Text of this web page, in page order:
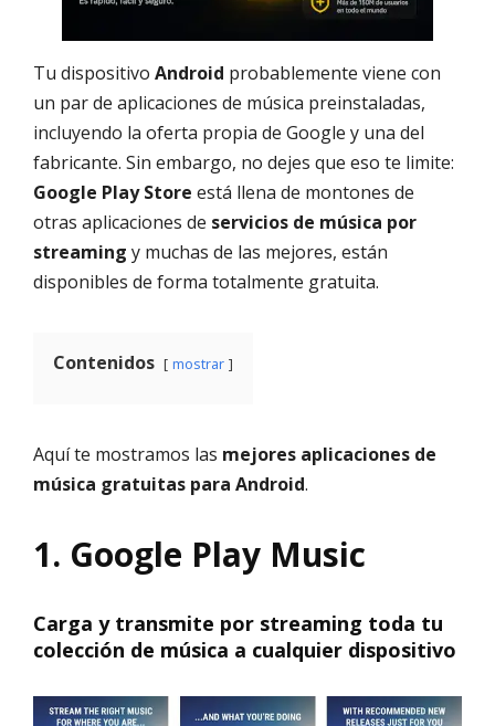
Tu dispositivo Android probablemente viene con
un par de aplicaciones de música preinstaladas,
incluyendo la oferta propia de Google y una del
fabricante. Sin embargo, no dejes que eso te limite:
Google Play Store está llena de montones de
otras aplicaciones de servicios de música por
streaming y muchas de las mejores, están
disponibles de forma totalmente gratuita.
Contenidos mostrar
Aquí te mostramos las mejores aplicaciones de
música gratuitas para Android.
1. Google Play Music
Carga y transmite por streaming toda tu
colección de música a cualquier dispositivo